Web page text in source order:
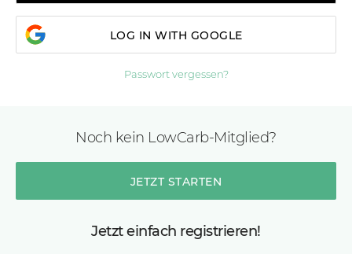
LOG IN WITH GOOGLE
Passwort vergessen?
Noch kein LowCarb-Mitglied?
JETZT STARTEN
Jetzt einfach registrieren!